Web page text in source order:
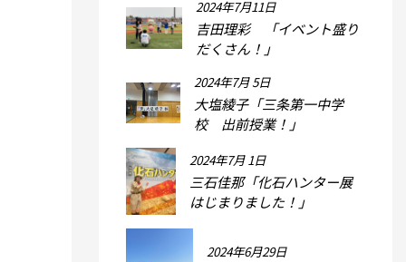
2024年7月11日
吉田理彩 「イベント盛り
だくさん！」
2024年7月 5日
大塩綾子「三条第一中学
校 出前授業！」
2024年7月 1日
三石佳那「化石ハンター展
はじまりました！」
2024年6月29日